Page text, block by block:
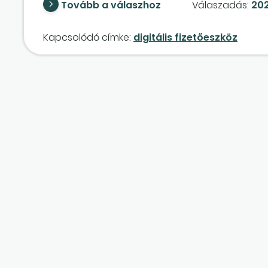
Tovább a válaszhoz
Válaszadás:
Kapcsolódó címke: digitális fizetőeszköz